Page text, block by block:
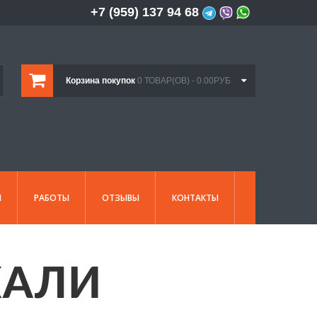
+7 (959) 137 94 68
Корзина покупок 0 ТОВАР(ОВ) - 0.00РУБ
РАБОТЫ ОТЗЫВЫ КОНТАКТЫ